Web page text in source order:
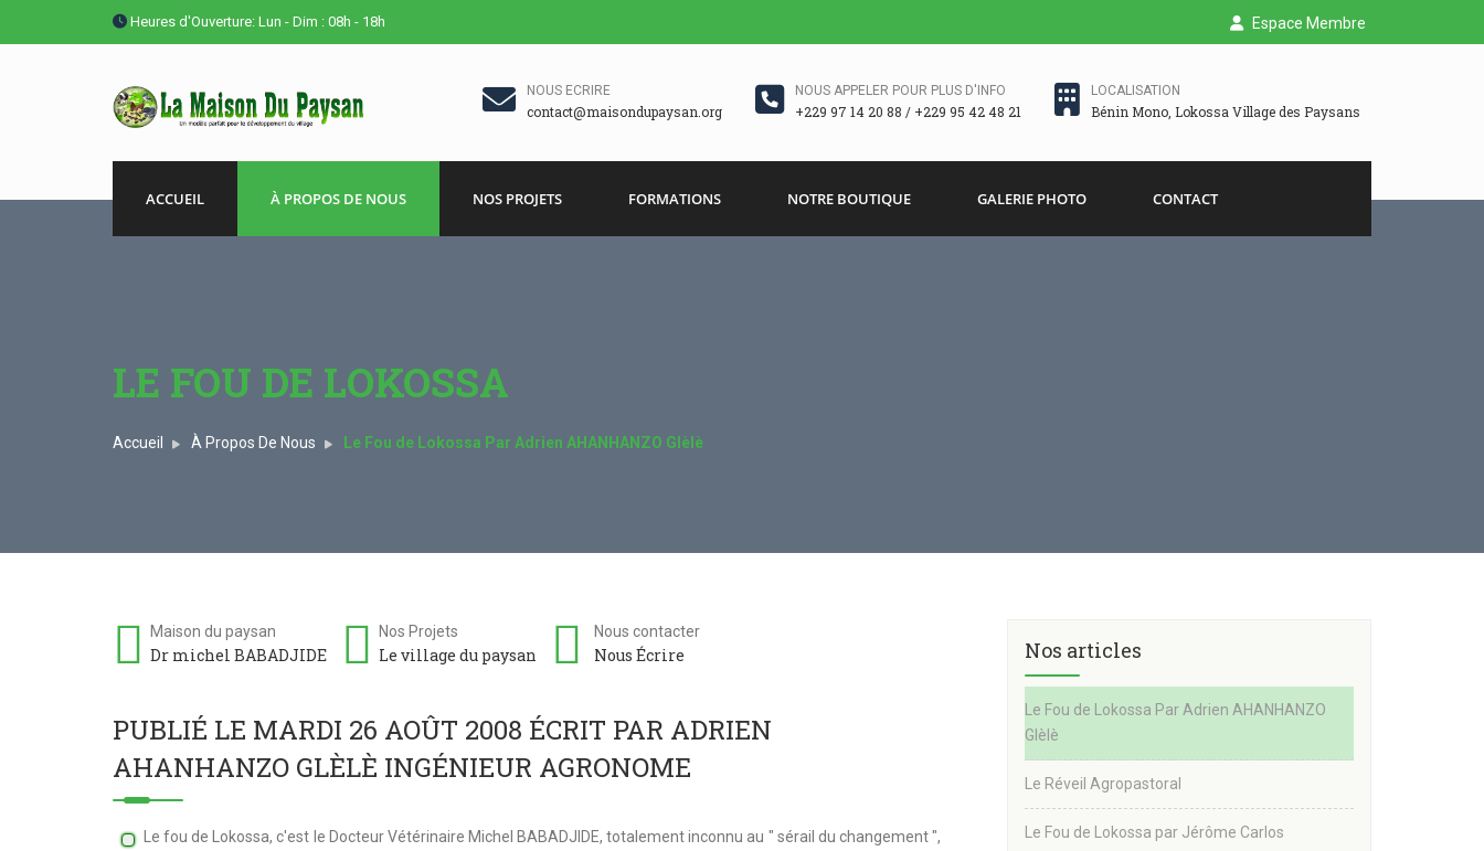
Heures d'Ouverture: Lun - Dim : 08h - 18h Espace Membre
NOUS ECRIRE
contact@maisondupaysan.org
NOUS APPELER POUR PLUS D'INFO
+229 97 14 20 88 / +229 95 42 48 21
LOCALISATION
Bénin Mono, Lokossa Village des Paysans
ACCUEIL À PROPOS DE NOUS NOS PROJETS FORMATIONS NOTRE BOUTIQUE GALERIE PHOTO CONTACT
LE FOU DE LOKOSSA
Accueil À Propos De Nous Le Fou de Lokossa Par Adrien AHANHANZO Glèlè
Maison du paysan
Dr michel BABADJIDE
Nos Projets
Le village du paysan
Nous contacter
Nous Écrire
PUBLIÉ LE MARDI 26 AOÛT 2008 ÉCRIT PAR ADRIEN
AHANHANZO GLÈLÈ INGÉNIEUR AGRONOME
Le fou de Lokossa, c'est le Docteur Vétérinaire Michel BABADJIDE, totalement inconnu au " sérail du changement ",
Nos articles
Le Fou de Lokossa Par Adrien AHANHANZO
Glèlè
Le Réveil Agropastoral
Le Fou de Lokossa par Jérôme Carlos